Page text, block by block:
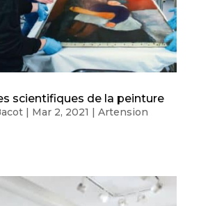
scientifiques de la peinture
| Mar 2, 2021
Artension